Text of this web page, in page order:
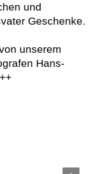
und
Geschenke.
unserem
Hans-